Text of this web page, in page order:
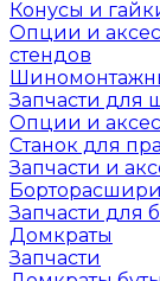
Конусы и
Опции и
стендов
Запчасти для
Опции и
Станок для
Запчасти и
Запчасти для
Домкраты
Запчасти